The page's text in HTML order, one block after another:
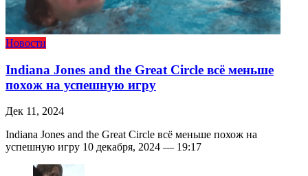
Новости
Indiana Jones and the Great Circle всё меньше
похож на успешную игру
Дек 11, 2024
Indiana Jones and the Great Circle всё меньше похож на
успешную игру 10 декабря, 2024 — 19:17